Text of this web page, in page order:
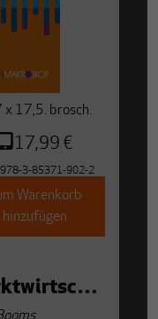
17,5. brosch.
17,99 €
978-3-85371-902-2
Warenkorb
hinzufügen
Chinas gelenkte Marktwirtschaft